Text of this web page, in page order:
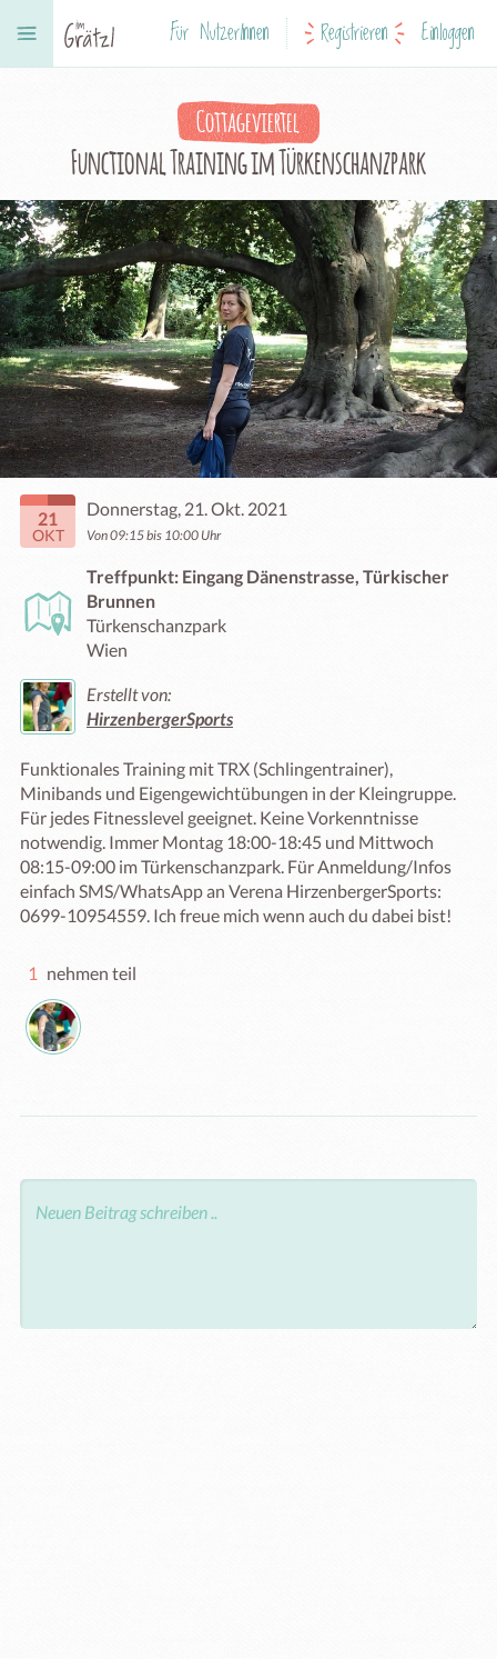
Für NutzerInnen Registrieren Einloggen
Cottageviertel
Functional Training im Türkenschanzpark
21
OKT
Donnerstag, 21. Okt. 2021
Von 09:15 bis 10:00 Uhr
Treffpunkt: Eingang Dänenstrasse, Türkischer
Brunnen
Türkenschanzpark
Wien
Erstellt von:
HirzenbergerSports
Funktionales Training mit TRX (Schlingentrainer),
Minibands und Eigengewichtübungen in der Kleingruppe.
Für jedes Fitnesslevel geeignet. Keine Vorkenntnisse
notwendig. Immer Montag 18:00-18:45 und Mittwoch
08:15-09:00 im Türkenschanzpark. Für Anmeldung/Infos
einfach SMS/WhatsApp an Verena HirzenbergerSports:
0699-10954559. Ich freue mich wenn auch du dabei bist!
1 nehmen teil